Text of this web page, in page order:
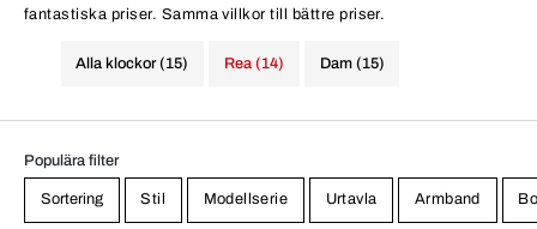
fantastiska priser. Samma villkor till bättre priser.
Alla klockor (15) Dam (15)
Rea (14)
Populära filter
Sortering Stil Modellserie Urtavla Armband